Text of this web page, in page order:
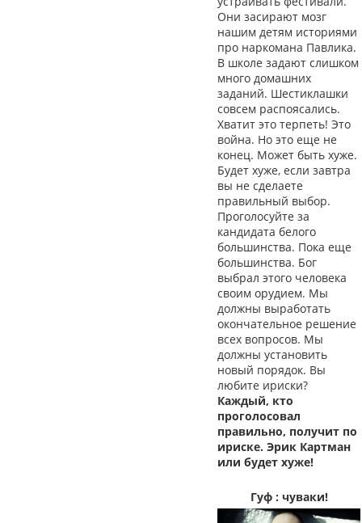
Они засирают мозг
нашим детям историями
про наркомана Павлика.
В школе задают слишком
много домашних
заданий. Шестиклашки
совсем распоясались.
Хватит это терпеть! Это
война. Но это еще не
конец. Может быть хуже.
Будет хуже, если завтра
вы не сделаете
правильный выбор.
Проголосуйте за
кандидата белого
большинства. Пока еще
большинства. Бог
выбрал этого человека
своим орудием. Мы
должны выработать
окончательное решение
всех вопросов. Мы
должны установить
новый порядок. Вы
любите ириски?
Каждый, кто
проголосовал
правильно, получит по
ириске. Эрик Картман
или будет хуже!
Гуф : чуваки!